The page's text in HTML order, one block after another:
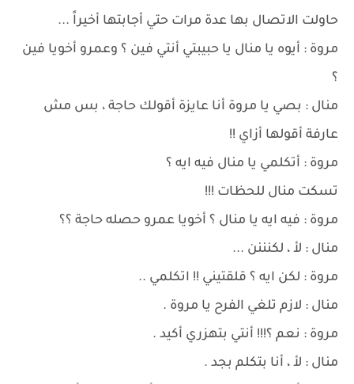
حاولت الاتصال بها عدة مرات حتي أجابتها أخيراً ...
مروة : أيوه يا منال يا حبيبتي أنتي فين ؟ وعمرو أخويا فين
؟
منال : بصي يا مروة أنا عايزة أقولك حاجة ، بس مش
عارفة أقولها أزاي !!
مروة : أتكلمي يا منال فيه ايه ؟
تسكت منال للحظات !!!
مروة : فيه ايه يا منال ؟ أخويا عمرو حصله حاجة ؟؟
منال : لأ ، لكنننن ...
مروة : لكن ايه ؟ قلقتيني !! اتكلمي ..
منال : لازم تلغي الفرح يا مروة .
مروة : نعم ؟!!! أنتي بتهزري أكيد .
منال : لأ ، أنا بتكلم بجد .